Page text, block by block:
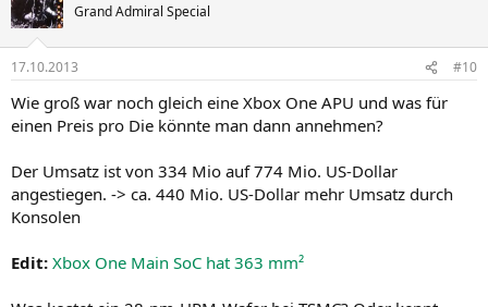
Grand Admiral Special
17.10.2013 #10
Wie groß war noch gleich eine Xbox One APU und was für
einen Preis pro Die könnte man dann annehmen?
Der Umsatz ist von 334 Mio auf 774 Mio. US-Dollar
angestiegen. -> ca. 440 Mio. US-Dollar mehr Umsatz durch
Konsolen
Edit: Xbox One Main SoC hat 363 mm²